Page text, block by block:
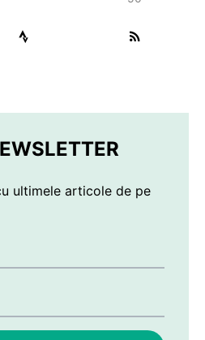
ultimele articole de pe